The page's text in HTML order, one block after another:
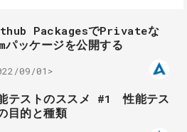
PackagesでPrivateな
パッケージを公開する
09/01>
テストのススメ #1 性能テス
目的と種類